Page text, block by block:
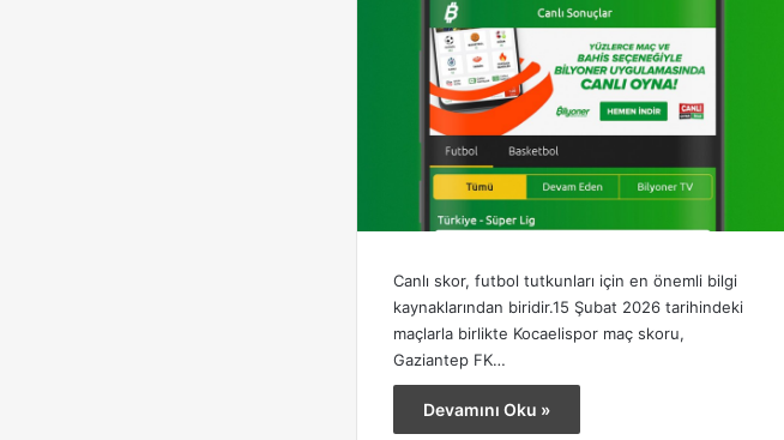
Canlı skor, futbol tutkunları için en önemli bilgi
kaynaklarından biridir.15 Şubat 2026 tarihindeki
maçlarla birlikte Kocaelispor maç skoru,
Gaziantep FK…
Devamını Oku »